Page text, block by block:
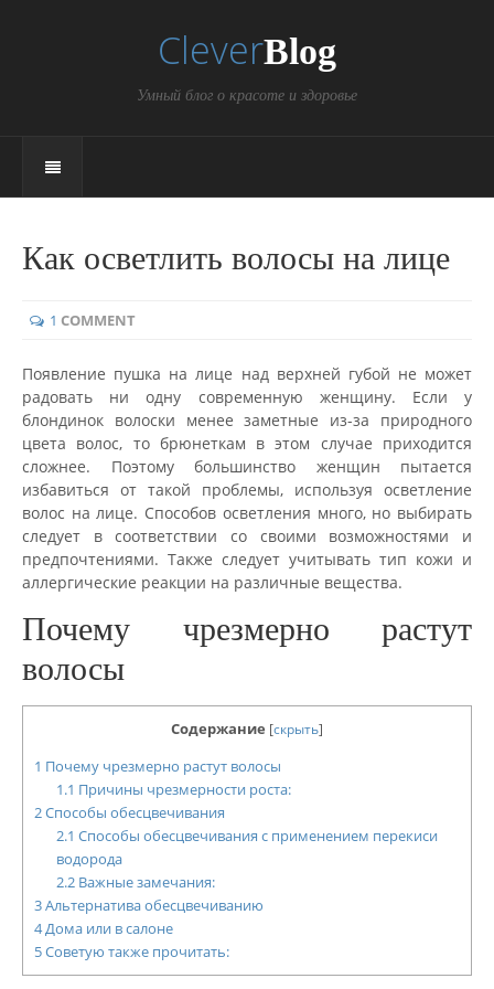
CleverBlog
Умный блог о красоте и здоровье
Как осветлить волосы на лице
1 COMMENT
Появление пушка на лице над верхней губой не может
радовать ни одну современную женщину. Если у
блондинок волоски менее заметные из-за природного
цвета волос, то брюнеткам в этом случае приходится
сложнее. Поэтому большинство женщин пытается
избавиться от такой проблемы, используя осветление
волос на лице. Способов осветления много, но выбирать
следует в соответствии со своими возможностями и
предпочтениями. Также следует учитывать тип кожи и
аллергические реакции на различные вещества.
Почему чрезмерно растут
волосы
Содержание [скрыть]
1 Почему чрезмерно растут волосы
1.1 Причины чрезмерности роста:
2Способы обесцвечивания
2.1 Способы обесцвечивания с применением перекиси
водорода
2.2Важные замечания:
3Альтернатива обесцвечиванию
4Дома или в салоне
5Советую также прочитать: